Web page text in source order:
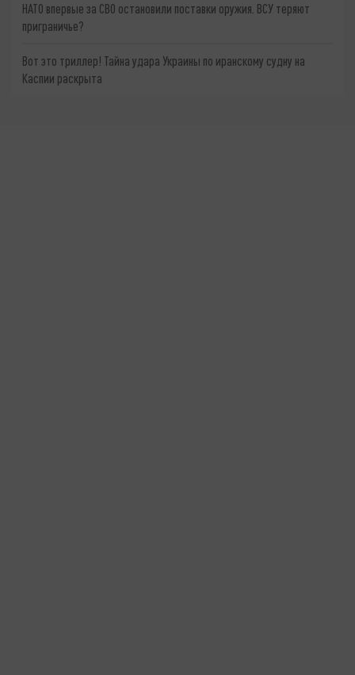
НАТО впервые за СВО остановили поставки оружия. ВСУ теряют
приграничье?
Вот это триллер! Тайна удара Украины по иранскому судну на
Каспии раскрыта